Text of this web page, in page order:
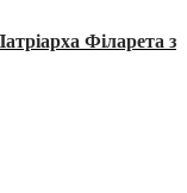
Філарета з